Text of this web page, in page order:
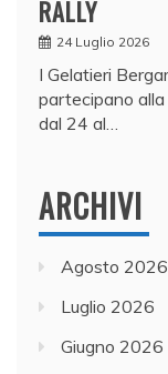
RALLY
24 Luglio 2026
I Gelatieri
partecipano
dal 24 al…
ARCHIVI
Agosto 2026
Luglio 2026
Giugno 2026